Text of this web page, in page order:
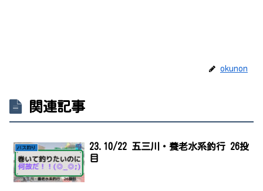
okunon
関連記事
バス釣り
23.10/22 五三川・養老水系釣行 26投
目